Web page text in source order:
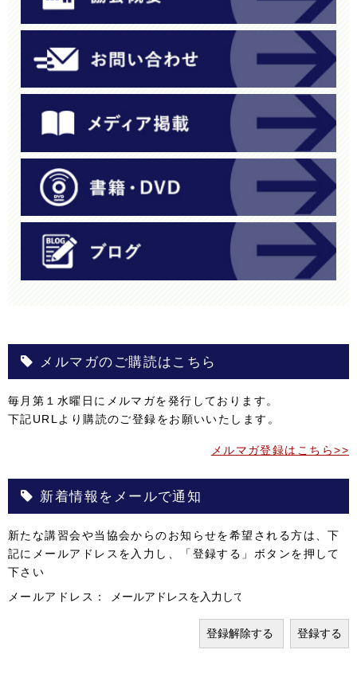
メルマガのご購読はこちら
毎月第１水曜日にメルマガを発行しております。
下記URLより購読のご登録をお願いいたします。
メルマガ登録はこちら>>
新着情報をメールで通知
新たな講習会や当協会からのお知らせを希望される方は、下
記にメールアドレスを入力し、「登録する」ボタンを押して
下さい
メールアドレス：